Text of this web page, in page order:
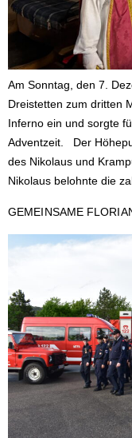
Am Sonntag, den 7.
Dreistetten zum dritten
Inferno ein und sorgte
Adventzeit. Der
des Nikolaus und
Nikolaus belohnte die
GEMEINSAME